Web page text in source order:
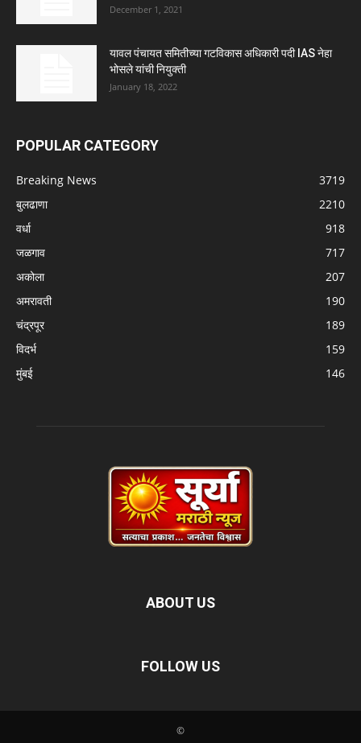
December 1, 2021
यावल पंचायत समितीच्या गटविकास अधिकारी पदी IAS नेहा
भोसले यांची नियुक्ती
January 18, 2022
POPULAR CATEGORY
Breaking News
3719
बुलढाणा
2210
वर्धा
918
जळगाव
717
अकोला
207
अमरावती
190
चंद्रपूर
189
विदर्भ
159
मुंबई
146
ABOUT US
FOLLOW US
©